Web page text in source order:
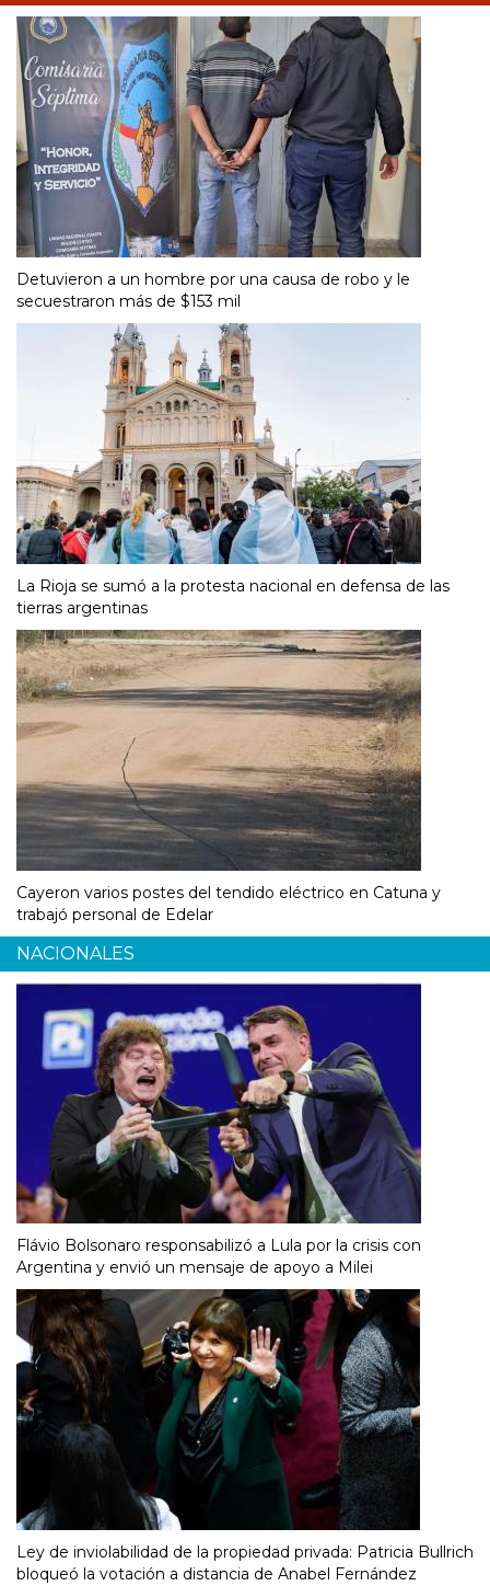
Detuvieron a un hombre por una causa de robo y le
secuestraron más de $153 mil
La Rioja se sumó a la protesta nacional en defensa de las
tierras argentinas
Cayeron varios postes del tendido eléctrico en Catuna y
trabajó personal de Edelar
NACIONALES
Flávio Bolsonaro responsabilizó a Lula por la crisis con
Argentina y envió un mensaje de apoyo a Milei
Ley de inviolabilidad de la propiedad privada: Patricia Bullrich
bloqueó la votación a distancia de Anabel Fernández